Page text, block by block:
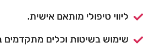
ליווי טיפולי מותאם אישית.
שימוש בשיטות וכלים מתקדמים